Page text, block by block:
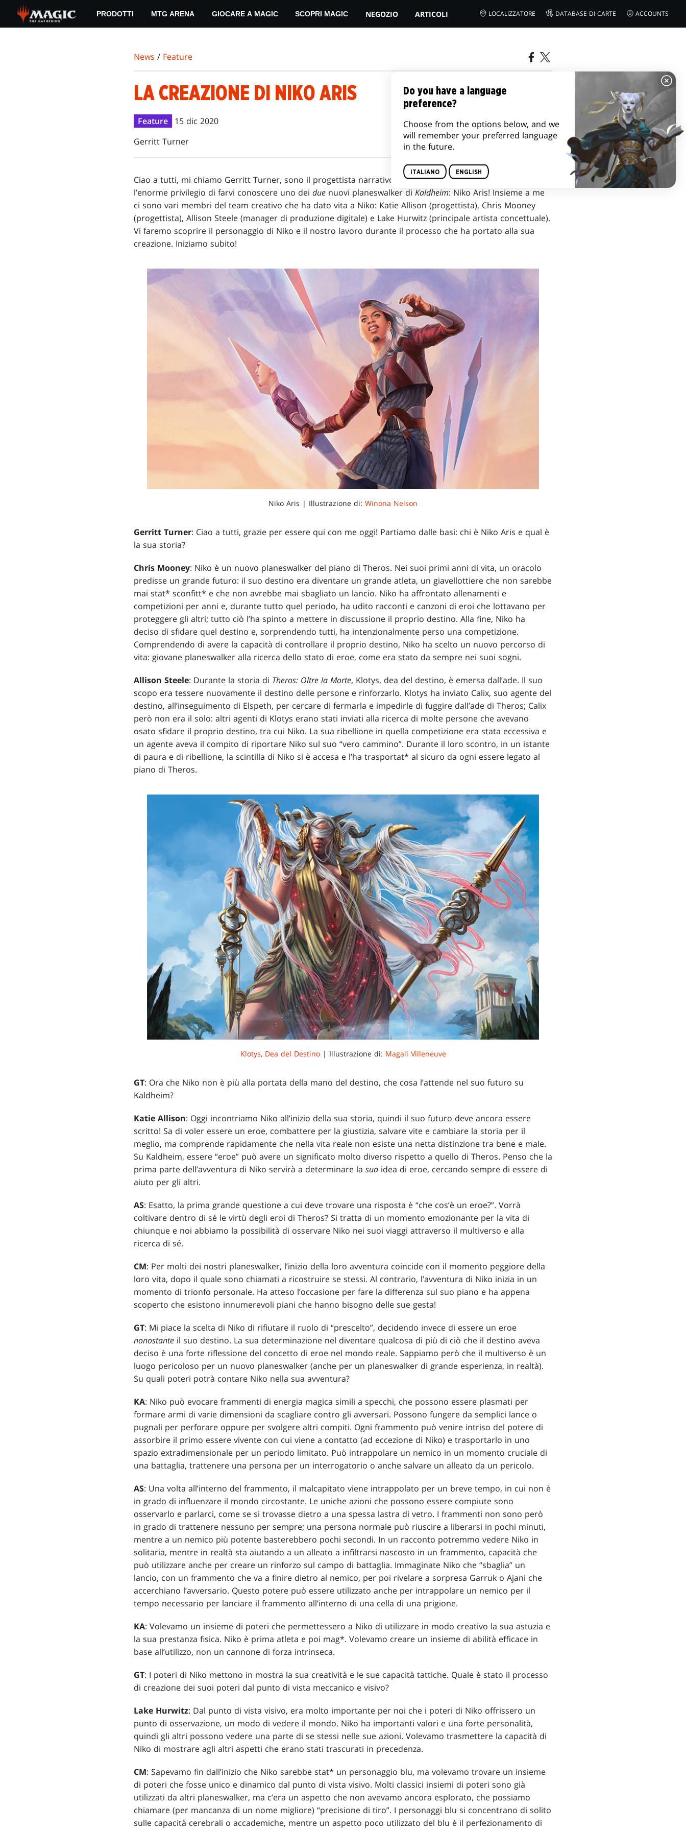
main
PRODOTTI MTG ARENA GIOCARE A MAGIC SCOPRI MAGIC NEGOZIO ARTICOLI LOCALIZZATORE DATABASE DI CARTE ACCOUNTS
News / Feature
LA CREAZIONE DI NIKO ARIS
Feature
15 dic 2020
Gerritt Turner
Ciao a tutti, mi chiamo Gerritt Turner, sono il progettista narrativo diMagic:The Gatheringe oggi ho
l’enorme privilegio di farvi conoscere uno dei due nuovi planeswalker di Kaldheim: Niko Aris! Insieme a me
ci sono vari membri del team creativo che ha dato vita a Niko: Katie Allison (progettista), Chris Mooney
(progettista), Allison Steele (manager di produzione digitale) e Lake Hurwitz (principale artista concettuale).
Vi faremo scoprire il personaggio di Niko e il nostro lavoro durante il processo che ha portato alla sua
creazione. Iniziamo subito!
Niko Aris | Illustrazione di: Winona Nelson
Gerritt Turner: Ciao a tutti, grazie per essere qui con me oggi! Partiamo dalle basi: chi è Niko Aris e qual è
la sua storia?
Chris Mooney: Niko è un nuovo planeswalker del piano di Theros. Nei suoi primi anni di vita, un oracolo
predisse un grande futuro: il suo destino era diventare un grande atleta, un giavellottiere che non sarebbe
mai stat* sconfitt* e che non avrebbe mai sbagliato un lancio. Niko ha affrontato allenamenti e
competizioni per anni e, durante tutto quel periodo, ha udito racconti e canzoni di eroi che lottavano per
proteggere gli altri; tutto ciò l’ha spinto a mettere in discussione il proprio destino. Alla fine, Niko ha
deciso di sfidare quel destino e, sorprendendo tutti, ha intenzionalmente perso una competizione.
Comprendendo di avere la capacità di controllare il proprio destino, Niko ha scelto un nuovo percorso di
vita: giovane planeswalker alla ricerca dello stato di eroe, come era stato da sempre nei suoi sogni.
Allison Steele: Durante la storia di Theros: Oltre la Morte, Klotys, dea del destino, è emersa dall’ade. Il suo
scopo era tessere nuovamente il destino delle persone e rinforzarlo. Klotys ha inviato Calix, suo agente del
destino, all’inseguimento di Elspeth, per cercare di fermarla e impedirle di fuggire dall’ade di Theros; Calix
però non era il solo: altri agenti di Klotys erano stati inviati alla ricerca di molte persone che avevano
osato sfidare il proprio destino, tra cui Niko. La sua ribellione in quella competizione era stata eccessiva e
un agente aveva il compito di riportare Niko sul suo “vero cammino”. Durante il loro scontro, in un istante
di paura e di ribellione, la scintilla di Niko si è accesa e l’ha trasportat* al sicuro da ogni essere legato al
piano di Theros.
Klotys, Dea del Destino| Illustrazione di: Magali Villeneuve
GT: Ora che Niko non è più alla portata della mano del destino, che cosa l’attende nel suo futuro su
Kaldheim?
Katie Allison: Oggi incontriamo Niko all’inizio della sua storia, quindi il suo futuro deve ancora essere
scritto! Sa di voler essere un eroe, combattere per la giustizia, salvare vite e cambiare la storia per il
meglio, ma comprende rapidamente che nella vita reale non esiste una netta distinzione tra bene e male.
Su Kaldheim, essere “eroe” può avere un significato molto diverso rispetto a quello di Theros. Penso che la
prima parte dell’avventura di Niko servirà a determinare la sua idea di eroe, cercando sempre di essere di
aiuto per gli altri.
AS: Esatto, la prima grande questione a cui deve trovare una risposta è “che cos’è un eroe?”. Vorrà
coltivare dentro di sé le virtù degli eroi di Theros? Si tratta di un momento emozionante per la vita di
chiunque e noi abbiamo la possibilità di osservare Niko nei suoi viaggi attraverso il multiverso e alla
ricerca di sé.
CM: Per molti dei nostri planeswalker, l’inizio della loro avventura coincide con il momento peggiore della
loro vita, dopo il quale sono chiamati a ricostruire se stessi. Al contrario, l’avventura di Niko inizia in un
momento di trionfo personale. Ha atteso l’occasione per fare la differenza sul suo piano e ha appena
scoperto che esistono innumerevoli piani che hanno bisogno delle sue gesta!
GT: Mi piace la scelta di Niko di rifiutare il ruolo di “prescelto”, decidendo invece di essere un eroe
nonostante il suo destino. La sua determinazione nel diventare qualcosa di più di ciò che il destino aveva
deciso è una forte riflessione del concetto di eroe nel mondo reale. Sappiamo però che il multiverso è un
luogo pericoloso per un nuovo planeswalker (anche per un planeswalker di grande esperienza, in realtà).
Su quali poteri potrà contare Niko nella sua avventura?
KA: Niko può evocare frammenti di energia magica simili a specchi, che possono essere plasmati per
formare armi di varie dimensioni da scagliare contro gli avversari. Possono fungere da semplici lance o
pugnali per perforare oppure per svolgere altri compiti. Ogni frammento può venire intriso del potere di
assorbire il primo essere vivente con cui viene a contatto (ad eccezione di Niko) e trasportarlo in uno
spazio extradimensionale per un periodo limitato. Può intrappolare un nemico in un momento cruciale di
una battaglia, trattenere una persona per un interrogatorio o anche salvare un alleato da un pericolo.
AS: Una volta all’interno del frammento, il malcapitato viene intrappolato per un breve tempo, in cui non è
in grado di influenzare il mondo circostante. Le uniche azioni che possono essere compiute sono
osservarlo e parlarci, come se si trovasse dietro a una spessa lastra di vetro. I frammenti non sono però
in grado di trattenere nessuno per sempre; una persona normale può riuscire a liberarsi in pochi minuti,
mentre a un nemico più potente basterebbero pochi secondi. In un racconto potremmo vedere Niko in
solitaria, mentre in realtà sta aiutando a un alleato a infiltrarsi nascosto in un frammento, capacità che
può utilizzare anche per creare un rinforzo sul campo di battaglia. Immaginate Niko che “sbaglia” un
lancio, con un frammento che va a finire dietro al nemico, per poi rivelare a sorpresa Garruk o Ajani che
accerchiano l’avversario. Questo potere può essere utilizzato anche per intrappolare un nemico per il
tempo necessario per lanciare il frammento all’interno di una cella di una prigione.
KA: Volevamo un insieme di poteri che permettessero a Niko di utilizzare in modo creativo la sua astuzia e
la sua prestanza fisica. Niko è prima atleta e poi mag*. Volevamo creare un insieme di abilità efficace in
base all’utilizzo, non un cannone di forza intrinseca.
GT: I poteri di Niko mettono in mostra la sua creatività e le sue capacità tattiche. Quale è stato il processo
di creazione dei suoi poteri dal punto di vista meccanico e visivo?
Lake Hurwitz: Dal punto di vista visivo, era molto importante per noi che i poteri di Niko offrissero un
punto di osservazione, un modo di vedere il mondo. Niko ha importanti valori e una forte personalità,
quindi gli altri possono vedere una parte di se stessi nelle sue azioni. Volevamo trasmettere la capacità di
Niko di mostrare agli altri aspetti che erano stati trascurati in precedenza.
CM: Sapevamo fin dall’inizio che Niko sarebbe stat* un personaggio blu, ma volevamo trovare un insieme
di poteri che fosse unico e dinamico dal punto di vista visivo. Molti classici insiemi di poteri sono già
utilizzati da altri planeswalker, ma c’era un aspetto che non avevamo ancora esplorato, che possiamo
chiamare (per mancanza di un nome migliore) “precisione di tiro”. I personaggi blu si concentrano di solito
sulle capacità cerebrali o accademiche, mentre un aspetto poco utilizzato del blu è il perfezionamento di
Do you have a language
preference?
Choose from the options below, and we
will remember your preferred language
in the future.
ITALIANO ENGLISH